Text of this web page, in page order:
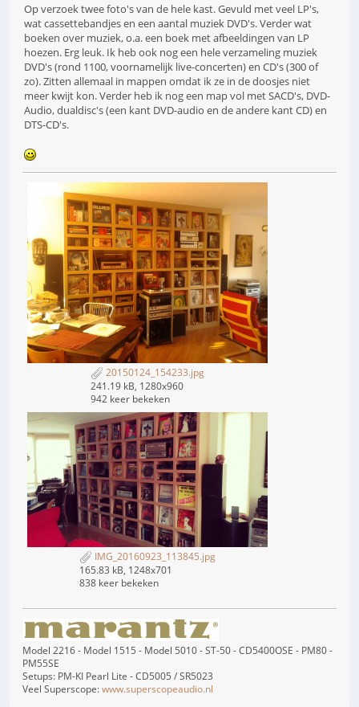
Op verzoek twee foto's van de hele kast. Gevuld met veel LP's,
wat cassettebandjes en een aantal muziek DVD's. Verder wat
boeken over muziek, o.a. een boek met afbeeldingen van LP
hoezen. Erg leuk. Ik heb ook nog een hele verzameling muziek
DVD's (rond 1100, voornamelijk live-concerten) en CD's (300 of
zo). Zitten allemaal in mappen omdat ik ze in de doosjes niet
meer kwijt kon. Verder heb ik nog een map vol met SACD's, DVD-
Audio, dualdisc's (een kant DVD-audio en de andere kant CD) en
DTS-CD's.
20150124_154233.jpg
241.19 kB, 1280x960
942 keer bekeken
IMG_20160923_113845.jpg
165.83 kB, 1248x701
838 keer bekeken
Model 2216 - Model 1515 - Model 5010 - ST-50 - CD5400OSE - PM80 -
PM55SE
Setups: PM-KI Pearl Lite - CD5005 / SR5023
Veel Superscope:www.superscopeaudio.nl